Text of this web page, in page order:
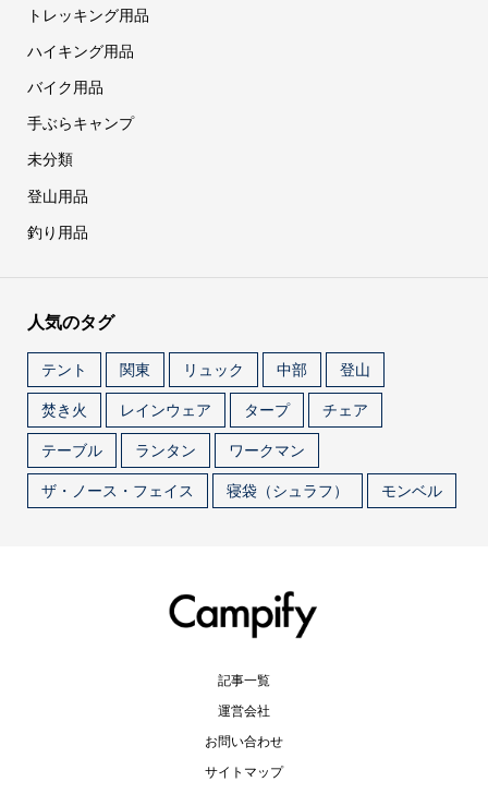
トレッキング用品
ハイキング用品
バイク用品
手ぶらキャンプ
未分類
登山用品
釣り用品
人気のタグ
テント 関東 リュック 中部
登山
焚き火
レインウェア タープ
チェア
テーブル
ランタン
ワークマン
ザ・ノース・フェイス
寝袋（シュラフ） モンベル
記事一覧
運営会社
お問い合わせ
サイトマップ